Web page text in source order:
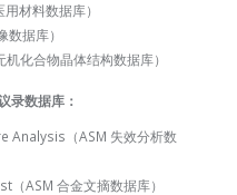
材料数据库）
据库）
化合物晶体结构数据库）
数据库：
Analysis（ASM 失效分析数
ASM 合金文摘数据库）